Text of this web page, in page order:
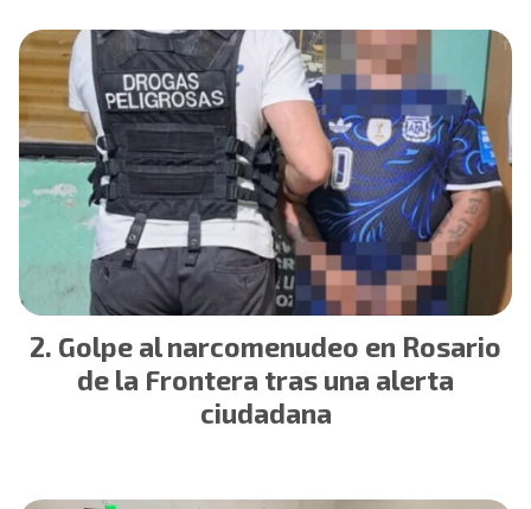
Golpe al narcomenudeo en Rosario
de la Frontera tras una alerta
ciudadana